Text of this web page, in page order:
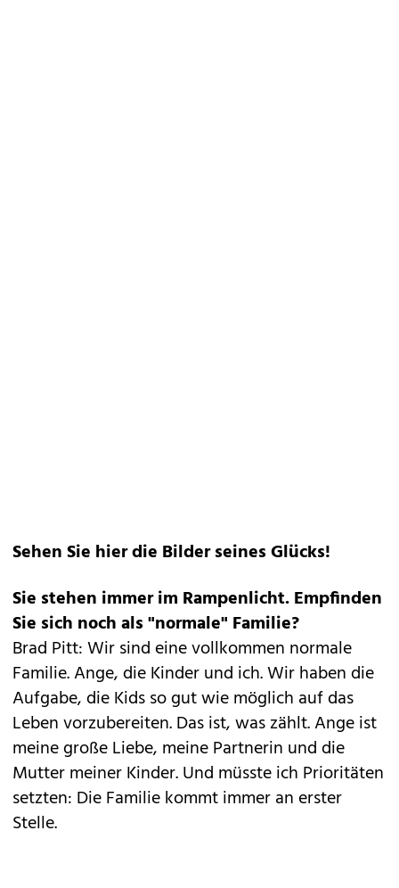
Sehen Sie hier die Bilder seines Glücks!
Sie stehen immer im Rampenlicht. Empfinden
Sie sich noch als "normale" Familie?
Brad Pitt: Wir sind eine vollkommen normale
Familie. Ange, die Kinder und ich. Wir haben die
Aufgabe, die Kids so gut wie möglich auf das
Leben vorzubereiten. Das ist, was zählt. Ange ist
meine große Liebe, meine Partnerin und die
Mutter meiner Kinder. Und müsste ich Prioritäten
setzten: Die Familie kommt immer an erster
Stelle.